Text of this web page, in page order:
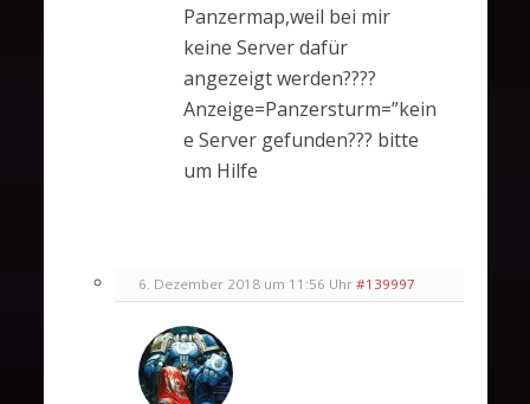
Panzermap,weil bei mir
keine Server dafür
angezeigt werden????
Anzeige=Panzersturm=”kein
e Server gefunden??? bitte
um Hilfe
6. Dezember 2018 um 11:56 Uhr #139997